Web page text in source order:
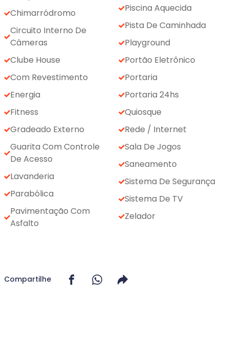
Chimarródromo
Circuito Interno De
Câmeras
Clube House
Com Revestimento
Energia
Fitness
Gradeado Externo
Guarita Com Controle
De Acesso
Lavanderia
Parabólica
Pavimentação Com
Asfalto
Piscina Aquecida
Pista De Caminhada
Playground
Portão Eletrônico
Portaria
Portaria 24hs
Quiosque
Rede / Internet
Sala De Jogos
Saneamento
Sistema De Segurança
Sistema De TV
Zelador
Compartilhe